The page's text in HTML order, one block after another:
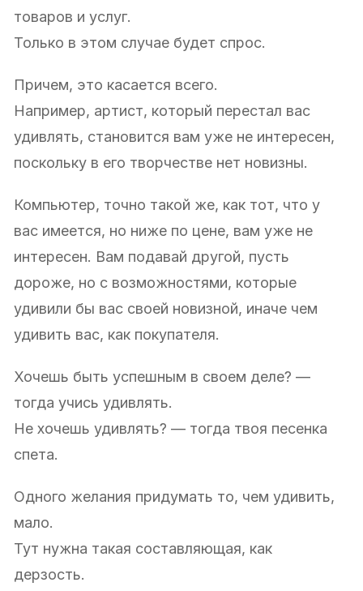
товаров и услуг.
Только в этом случае будет спрос.
Причем, это касается всего.
Например, артист, который перестал вас
удивлять, становится вам уже не интересен,
поскольку в его творчестве нет новизны.
Компьютер, точно такой же, как тот, что у
вас имеется, но ниже по цене, вам уже не
интересен. Вам подавай другой, пусть
дороже, но с возможностями, которые
удивили бы вас своей новизной, иначе чем
удивить вас, как покупателя.
Хочешь быть успешным в своем деле? —
тогда учись удивлять.
Не хочешь удивлять? — тогда твоя песенка
спета.
Одного желания придумать то, чем удивить,
мало.
Тут нужна такая составляющая, как
дерзость.